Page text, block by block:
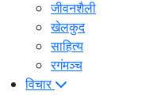
जीवनशैली
खेलकुद
साहित्य
रगंमञ्च
विचार